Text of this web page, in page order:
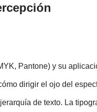
Pantone) y su
dirigir el ojo del
de texto. La